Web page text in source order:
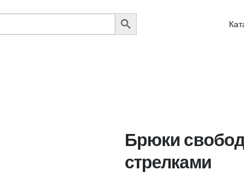
SEARCH
BUTTON
Брюки
стрелками